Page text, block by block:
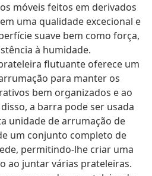
móveis feitos em derivados
uma qualidade excecional e
suave bem como força,
à humidade.
flutuante oferece um
para manter os
bem organizados e ao
a barra pode ser usada
unidade de arrumação de
um conjunto completo de
permitindo-lhe criar uma
ao juntar várias prateleiras.